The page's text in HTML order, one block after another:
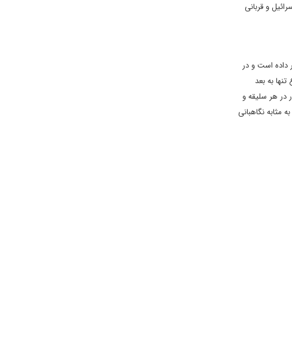
و قربانی
داده است و در
به بعد
در هر سلیقه و
مثابه نگاهبانی